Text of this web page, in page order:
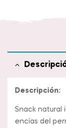
Descripción:
Snack natural
encías del